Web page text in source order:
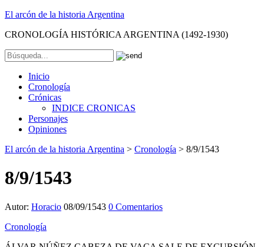
El arcón de la historia Argentina
CRONOLOGÍA HISTÓRICA ARGENTINA (1492-1930)
Inicio
Cronología
Crónicas
INDICE CRONICAS
Personajes
Opiniones
El arcón de la historia Argentina > Cronología > 8/9/1543
8/9/1543
Autor: Horacio 08/09/1543 0 Comentarios
Cronología